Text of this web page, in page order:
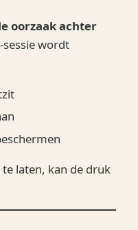
oorzaak achter
sessie wordt
laten, kan de druk